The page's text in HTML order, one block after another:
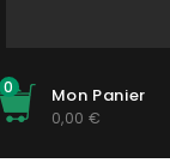
Mon Panier
0
0,00 €